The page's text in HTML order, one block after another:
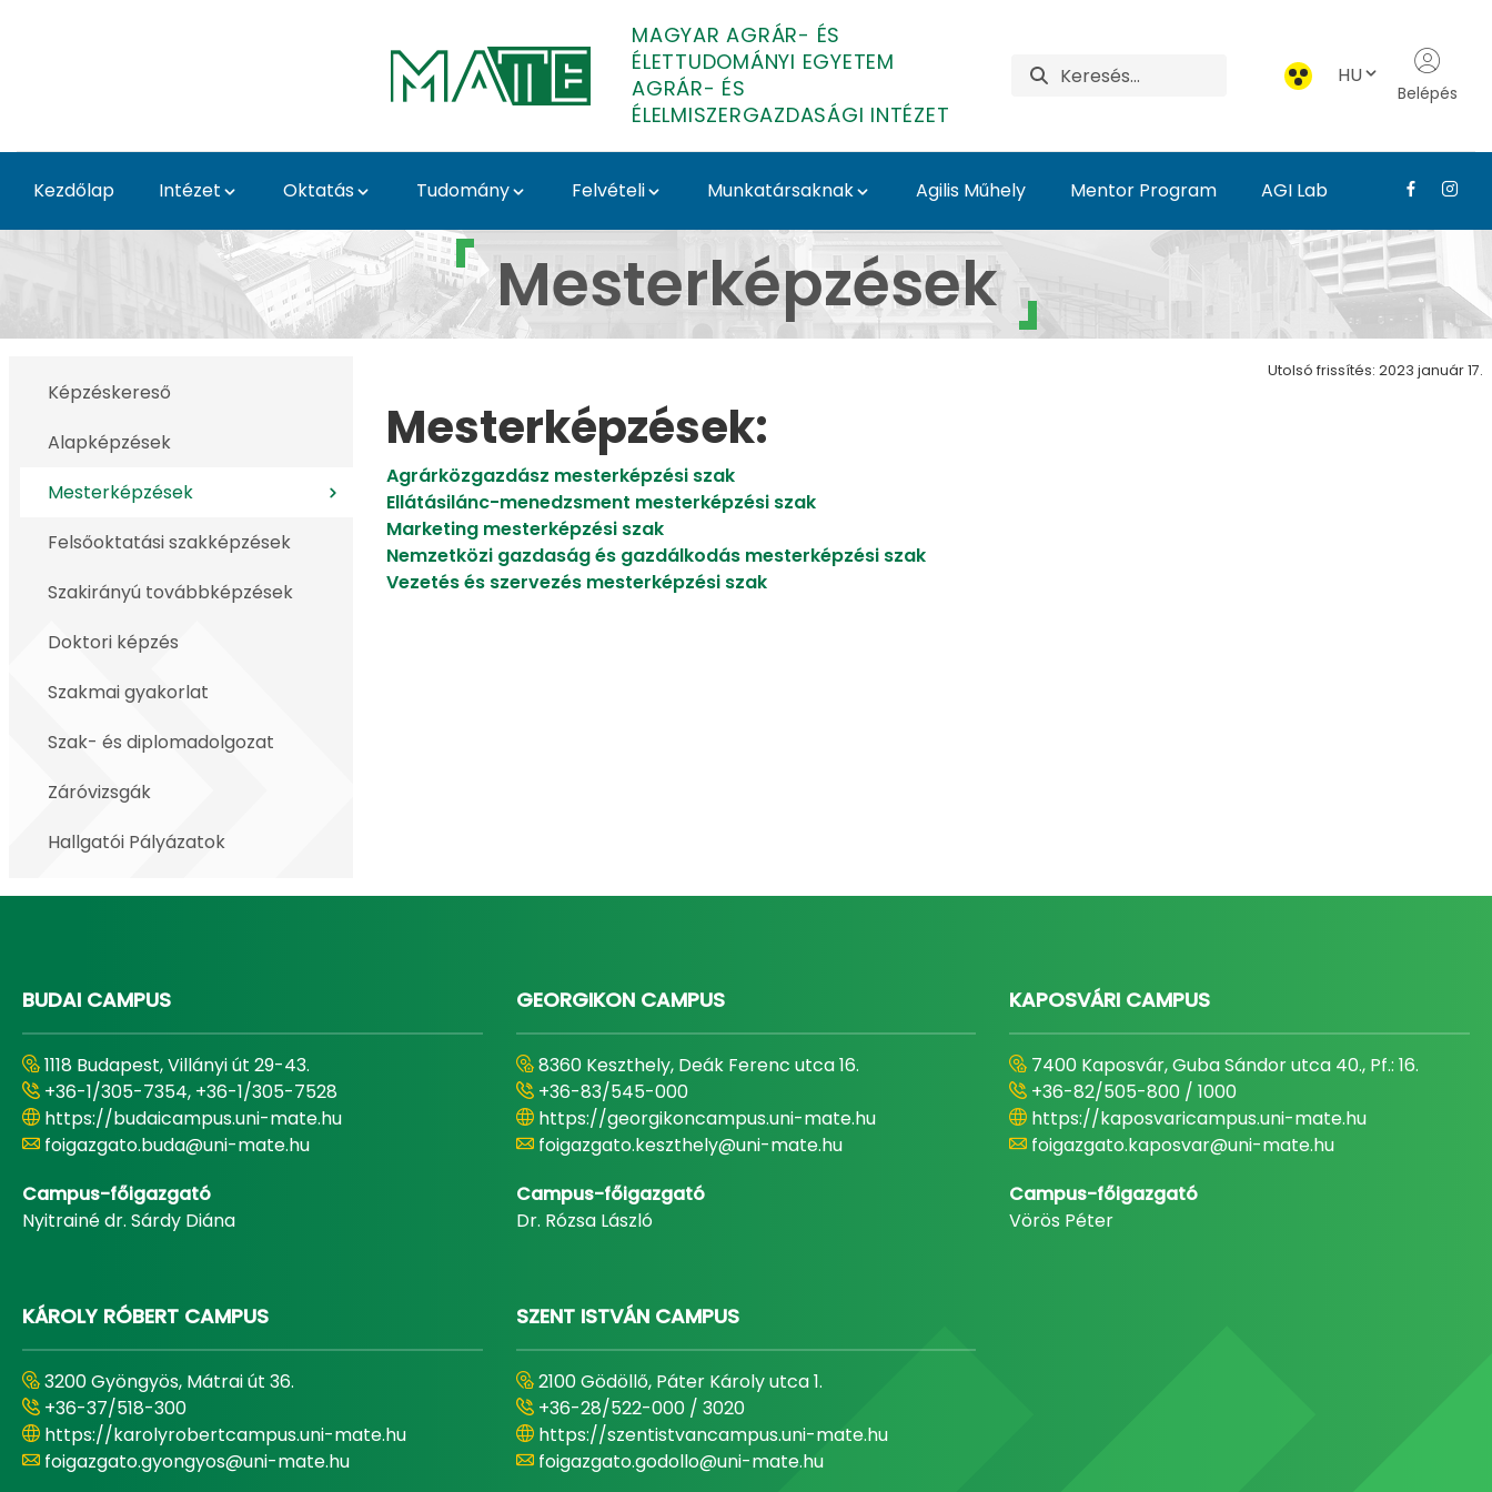
MAGYAR AGRÁR- ÉS
ÉLETTUDOMÁNYI EGYETEM
AGRÁR- ÉS
ÉLELMISZERGAZDASÁGI INTÉZET
HU
Belépés
Kezdőlap Intézet Oktatás Tudomány Felvételi Munkatársaknak Agilis Műhely Mentor Program AGI Lab
Mesterképzések - Agrár- és Élelmiszergazdasági Intézet
Mesterképzések
Képzéskereső
Alapképzések
Mesterképzések
Felsőoktatási szakképzések
Szakirányú továbbképzések
Doktori képzés
Szakmai gyakorlat
Szak- és diplomadolgozat
Záróvizsgák
Hallgatói Pályázatok
Utolsó frissítés: 2023 január 17.
Mesterképzések:
​​​​​​​Agrárközgazdász mesterképzési szak
Ellátásilánc-menedzsment mesterképzési szak
Marketing mesterképzési szak
Nemzetközi gazdaság és gazdálkodás mesterképzési szak
Vezetés és szervezés mesterképzési szak
BUDAI CAMPUS
1118 Budapest, Villányi út 29-43.
+36-1/305-7354, +36-1/305-7528
https://budaicampus.uni-mate.hu
foigazgato.buda@uni-mate.hu
Campus-főigazgató
Nyitrainé dr. Sárdy Diána
GEORGIKON CAMPUS
8360 Keszthely, Deák Ferenc utca 16.
+36-83/545-000
https://georgikoncampus.uni-mate.hu
foigazgato.keszthely@uni-mate.hu
Campus-főigazgató
Dr. Rózsa László
KAPOSVÁRI CAMPUS
7400 Kaposvár, Guba Sándor utca 40., Pf.: 16.
+36-82/505-800 / 1000
https://kaposvaricampus.uni-mate.hu
foigazgato.kaposvar@uni-mate.hu
Campus-főigazgató
Vörös Péter
KÁROLY RÓBERT CAMPUS
3200 Gyöngyös, Mátrai út 36.
+36-37/518-300
https://karolyrobertcampus.uni-mate.hu
foigazgato.gyongyos@uni-mate.hu
SZENT ISTVÁN CAMPUS
2100 Gödöllő, Páter Károly utca 1.
+36-28/522-000 / 3020
https://szentistvancampus.uni-mate.hu
foigazgato.godollo@uni-mate.hu